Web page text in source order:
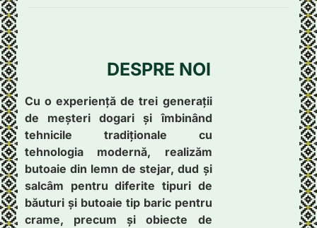
DESPRE NOI
Cu o experiență de trei generații
de meșteri dogari și îmbinând
tehnicile tradiționale cu
tehnologia modernă, realizăm
butoaie din lemn de stejar, dud și
salcâm pentru diferite tipuri de
băuturi și butoaie tip baric pentru
crame, precum și obiecte de